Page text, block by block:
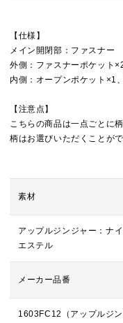
【仕様】
メイン開閉部：ファスナー
外側：ファスナーポケット
内側：オープンポケット×1
【注意点】
こちらの商品は一点ごとに
柄はお選びいただくことが
素材
アップルジンジャー：ナ
エステル
メーカー品番
1603FC12（アップルジン